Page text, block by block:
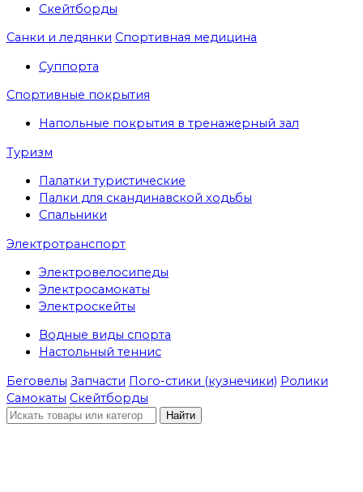
Скейтборды
Санки и ледянки Спортивная медицина
Суппорта
Спортивные покрытия
Напольные покрытия в тренажерный зал
Туризм
Палатки туристические
Палки для скандинавской ходьбы
Спальники
Электротранспорт
Электровелосипеды
Электросамокаты
Электроскейты
Водные виды спорта
Настольный теннис
Беговелы Запчасти Пого-стики (кузнечики) Ролики
Самокаты Скейтборды
Найти